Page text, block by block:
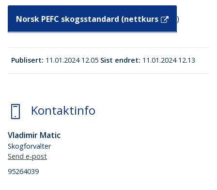
Norsk PEFC skogsstandard (nettkurs )
Publisert 11.01.2024 12.05 Sist endret 11.01.2024 12.13
Kontaktinfo
Vladimir Matic
Skogforvalter
Send e-post
95264039